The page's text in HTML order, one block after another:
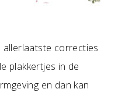
correcties
plakkertjes in de
en dan kan